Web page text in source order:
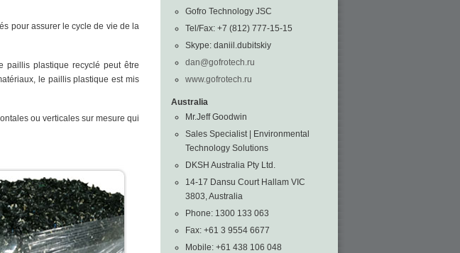
pour assurer le cycle de vie de la
paillis plastique recyclé peut être
le paillis plastique est mis
ou verticales sur mesure qui
Gofro Technology JSC
Tel/Fax: +7 (812) 777-15-15
Skype: daniil.dubitskiy
dan@gofrotech.ru
www.gofrotech.ru
Australia
Mr.Jeff Goodwin
Sales Specialist | Environmental
Technology Solutions
DKSH Australia Pty Ltd.
14-17 Dansu Court Hallam VIC
3803, Australia
Phone: 1300 133 063
Fax: +61 3 9554 6677
Mobile: +61 438 106 048